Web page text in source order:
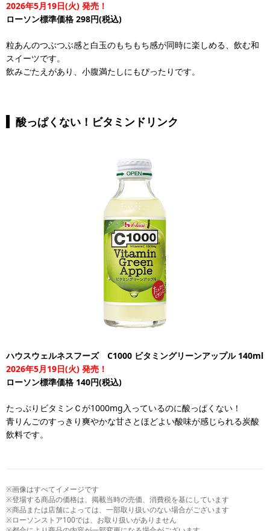
2026年5月19日(火) 発売！
ローソン標準価格 298円(税込)
粒あんのつぶつぶ感と白玉のもちもち感が同時に楽しめる、飲む和
スイーツです。
飲みごたえがあり、小腹満たしにもぴったりです。
酸っぱくない！ビタミンドリンク
ハウスウェルネスフーズ C1000 ビタミングリーンアップル 140ml
2026年5月19日(火) 発売！
ローソン標準価格 140円(税込)
たっぷりビタミンＣが1000mg入っているのに酸っぱくない！
青りんごのすっきり爽やかな甘さとほどよい酸味が感じられる炭酸
飲料です。
※画像はすべてイメージです
※登場する商品の価格は、掲載当時の売価、消費税を基にしています
※商品または店舗によっては、一部取り扱いのない場合がございます
※ローソンストア100では、お取り扱いがありません